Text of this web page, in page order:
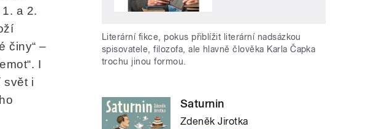
a 2.
činy“ –
I
svět i
Literární fikce, pokus přiblížit literární nadsázkou
spisovatele, filozofa, ale hlavně člověka Karla Čapka
trochu jinou formou.
Saturnin
Zdeněk Jirotka